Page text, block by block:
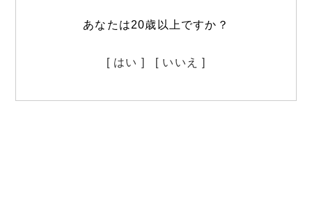
あなたは20歳以上ですか？
[ はい ] [ いいえ ]